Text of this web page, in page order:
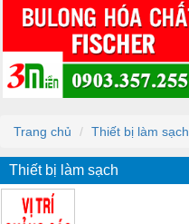
Trang chủ Thiết bị làm sạch
Thiết bị làm sạch